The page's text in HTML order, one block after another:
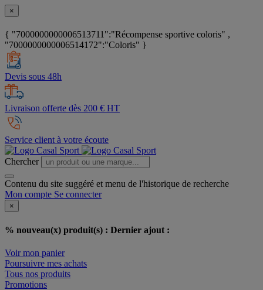
×
{ "7000000000006513711":"Récompense sportive coloris" ,
"7000000000006514172":"Coloris" }
Devis sous 48h
Livraison offerte dès 200 € HT
Service client à votre écoute
Chercher
Contenu du site suggéré et menu de l'historique de recherche
Mon compte Se connecter
×
% nouveau(x) produit(s) : Dernier ajout :
Voir mon panier
Poursuivre mes achats
Tous nos produits
Promotions